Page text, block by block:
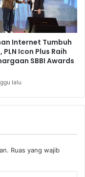
Internet Tumbuh
PLN Icon Plus Raih
SBBI Awards
lalu
Ruas yang wajib